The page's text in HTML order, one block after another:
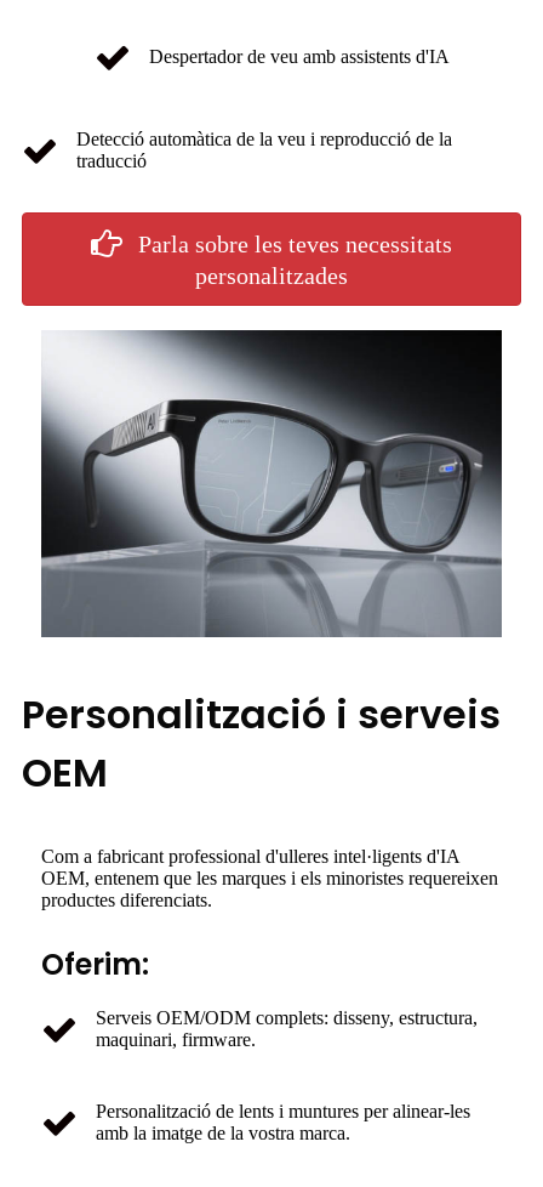
Despertador de veu amb assistents d'IA
Detecció automàtica de la veu i reproducció de la
traducció
Parla sobre les teves necessitats
personalitzades
Personalització i serveis
OEM
Com a fabricant professional d'ulleres intel·ligents d'IA
OEM, entenem que les marques i els minoristes requereixen
productes diferenciats.
Oferim:
Serveis OEM/ODM complets: disseny, estructura,
maquinari, firmware.
Personalització de lents i muntures per alinear-les
amb la imatge de la vostra marca.